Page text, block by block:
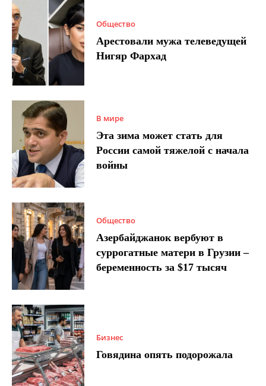
Общество
Арестовали мужа телеведущей
Нигяр Фархад
В мире
Эта зима может стать для
России самой тяжелой с начала
войны
Общество
Азербайджанок вербуют в
суррогатные матери в Грузии –
беременность за $17 тысяч
Бизнес
Говядина опять подорожала